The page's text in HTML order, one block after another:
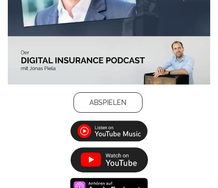
ABSPIELEN